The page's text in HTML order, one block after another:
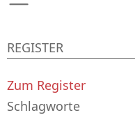
REGISTER
Zum Register
Schlagworte